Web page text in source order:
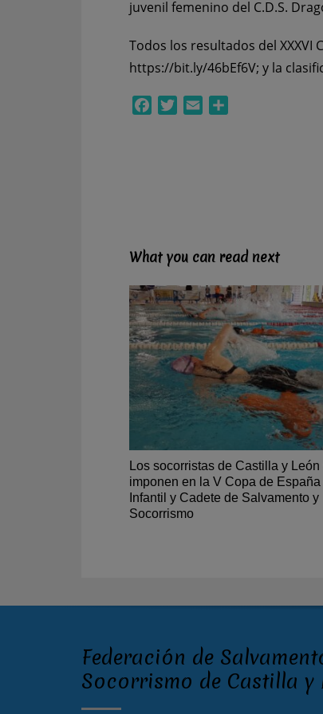
juvenil femenino del C.D.S.
Todos los resultados del XXXVI
https://bit.ly/46bEf6V; y la
FacebookTwitterEmail
What you can read next
Los socorristas de Castilla y León
imponen en la V Copa de
Infantil y Cadete de Salvamento y
Socorrismo
Federación de
Socorrismo de Castilla y